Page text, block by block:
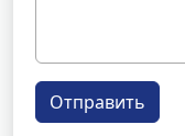
Отправить